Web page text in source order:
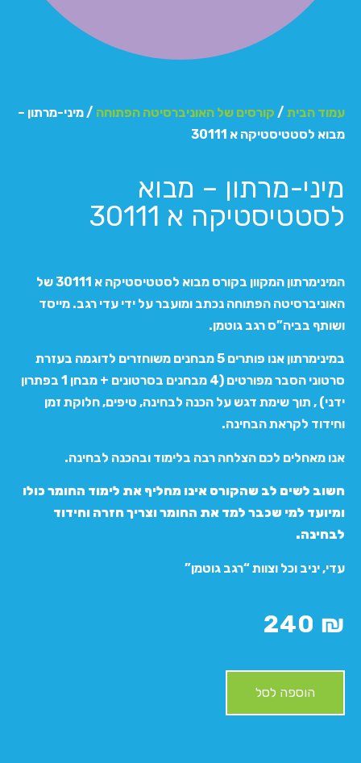
עמוד הבית / קורסים של האוניברסיטה הפתוחה / מיני-מרתון –
מבוא לסטטיסטיקה א 30111
מיני-מרתון – מבוא
לסטטיסטיקה א 30111
המינימרתון המקוון בקורס מבוא לסטטיסטיקה א 30111 של
האוניברסיטה הפתוחה נכתב ומועבר על ידי עדי רגב. מייסד
ושותף בביה”ס רגב גוטמן.
במינימרתון אנו פותרים 5 מבחנים משוחזרים לדוגמה בעזרת
סרטוני הסבר מפורטים (4 מבחנים בסרטונים + מבחן 1 בפתרון
ידני) , תוך שימת דגש על הכנה לבחינה, טיפים, חלוקת זמן
וחידוד לקראת הבחינה.
אנו מאחלים לכם הצלחה רבה בלימוד ובהכנה לבחינה.
חשוב לשים לב שהקורס אינו מחליף את לימוד החומר כולו
ומיועד למי שכבר למד את החומר וצריך חזרה וחידוד
לבחינה.
עדי, יניב וכל וצוות “רגב גוטמן”
240 ₪
הוספה לסל